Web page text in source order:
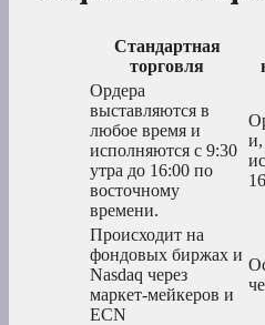
Стандартная
торговля
Ордера
выставляются в
любое время и
исполняются с 9:30
утра до 16:00 по
восточному
времени.
Происходит на
фондовых биржах и
Nasdaq через
маркет-мейкеров и
ECN